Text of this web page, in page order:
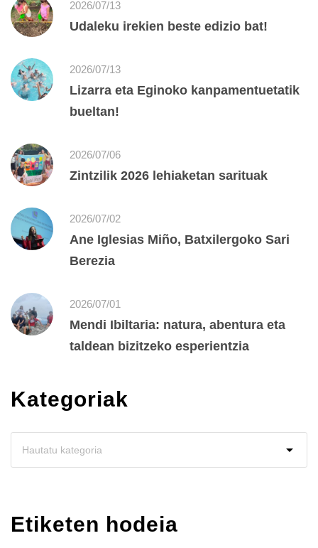
2026/07/13
Udaleku irekien beste edizio bat!
2026/07/13
Lizarra eta Eginoko kanpamentuetatik
bueltan!
2026/07/06
Zintzilik 2026 lehiaketan sarituak
2026/07/02
Ane Iglesias Miño, Batxilergoko Sari
Berezia
2026/07/01
Mendi Ibiltaria: natura, abentura eta
taldean bizitzeko esperientzia
Kategoriak
Etiketen hodeia